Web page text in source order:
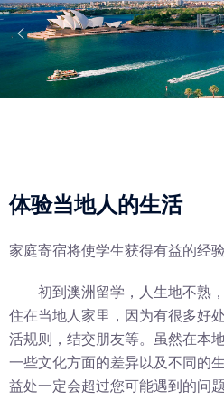
体验当地人的生活
家庭寄宿将使学生获得有益的经验
初到澳洲留学，人生地不熟，
住在当地人家里，因为有很多好
活规则，结交朋友等。虽然在本
一些文化方面的差异以及不同的
益处一定会超过您可能遇到的问